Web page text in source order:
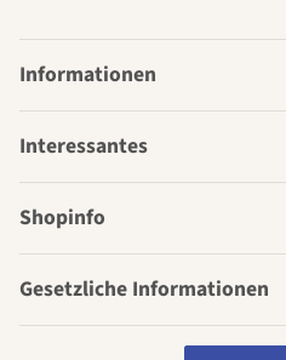
Informationen
Interessantes
Shopinfo
Gesetzliche Informationen